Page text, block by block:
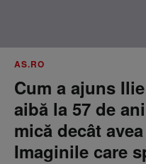
AS.RO
Cum a ajuns
aibă la 57 de
mică decât
Imaginile care